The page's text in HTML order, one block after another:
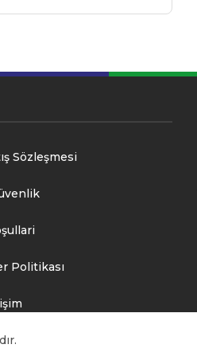
Sözleşmesi
Politikası